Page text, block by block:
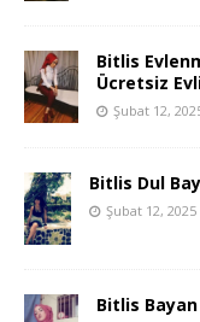
Bitlis
Ücretsiz
Şubat 12,
Bitlis Dul
Şubat 12, 2025
Bitlis